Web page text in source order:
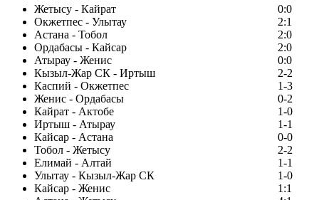
Жетысу - Кайрат
0:0
Окжетпес - Улытау
2:1
Астана - Тобол
2:0
Ордабасы - Кайсар
2:0
Атырау - Женис
0:0
Кызыл-Жар СК - Иртыш
2-2
Каспий - Окжетпес
1-3
Женис - Ордабасы
0-2
Кайрат - Актобе
1-0
Иртыш - Атырау
1-1
Кайсар - Астана
0-0
Тобол - Жетысу
2-2
Елимай - Алтай
1-1
Улытау - Кызыл-Жар СК
1-0
Кайсар - Женис
1:1